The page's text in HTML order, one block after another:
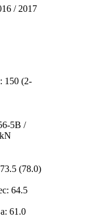
/ 2017
150 (2-
5B /
(78.0)
64.5
61.0